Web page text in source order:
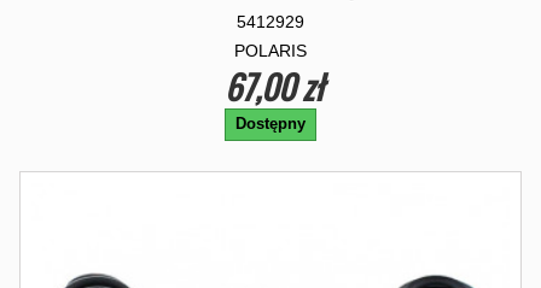
5412929
POLARIS
67,00 zł
Dostępny